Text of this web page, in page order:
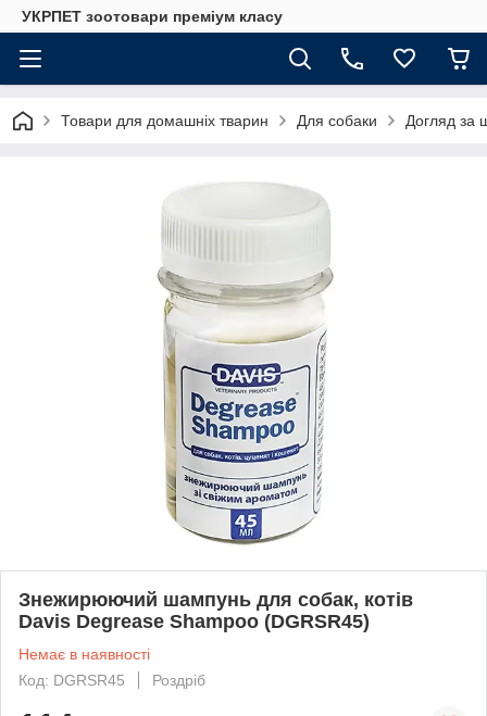
УКРПЕТ зоотовари преміум класу
Товари для домашніх тварин Для собаки Догляд за
Знежирюючий шампунь для собак, котів
Davis Degrease Shampoo (DGRSR45)
Немає в наявності
Код: DGRSR45
Роздріб